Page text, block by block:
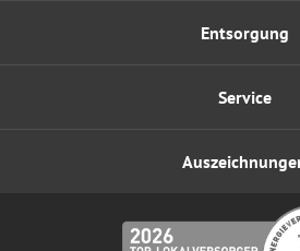
Entsorgung
Service